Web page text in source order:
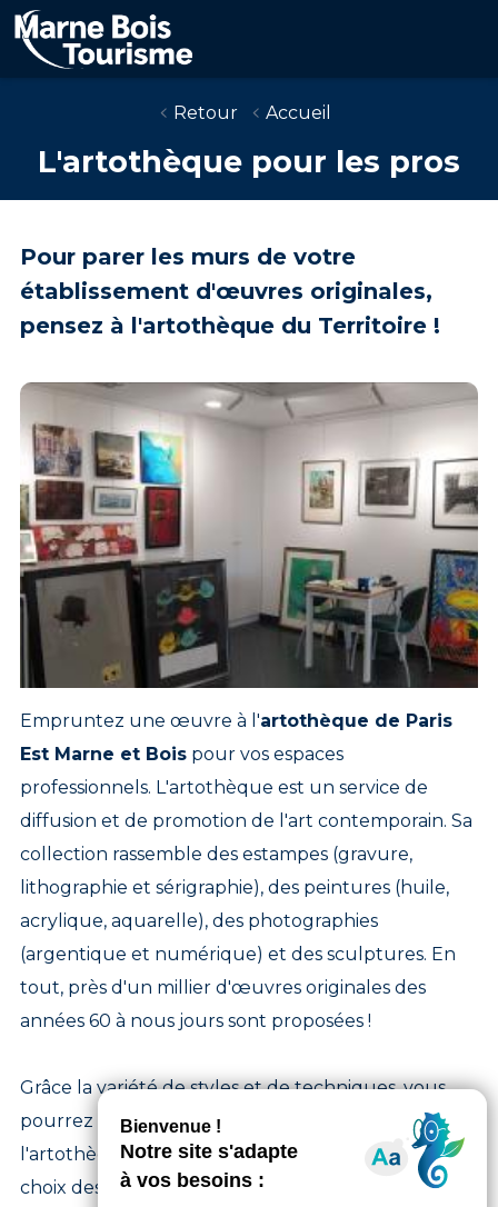
Aller
au
contenu
principal
Retour
Accueil
L'artothèque pour les pros
Pour parer les murs de votre
établissement d'œuvres originales,
pensez à l'artothèque du Territoire !
Empruntez une œuvre à l'artothèque de Paris
Est Marne et Boispour vos espaces
professionnels. L'artothèque est un service de
diffusion et de promotion de l'art contemporain. Sa
collection rassemble des estampes (gravure,
lithographie et sérigraphie), des peintures (huile,
acrylique, aquarelle), des photographies
(argentique et numérique) et des sculptures. En
tout, près d'un millier d'œuvres originales des
années 60 à nous jours sont proposées !
Grâce la variété de styles et de techniques, vous
pourrez facilement faire votre choix. L’équipe de
l'artothèque vous accompagne et conseil dans le
choix des œuvres et leur accrochage.